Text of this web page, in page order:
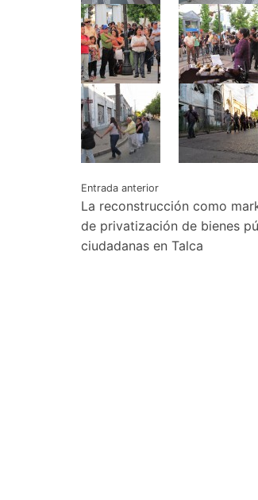
Navegación
de
entradas
Entrada anterior
La reconstrucción como
de privatización de bienes
ciudadanas en Talca